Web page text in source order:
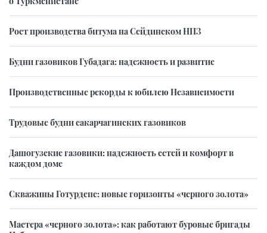
Рост производства битума на Сейдинском НПЗ
Будни газовиков Губадага: надежность и развитие
Производственные рекорды к юбилею Независимости
Трудовые будни сакарчагинских газовиков
Дашогузские газовики: надежность сетей и комфорт в
каждом доме
Скважины Готурдепе: новые горизонты «черного золота»
Мастера «черного золота»: как работают буровые бригады